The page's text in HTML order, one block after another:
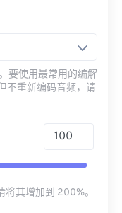
要使用最常用的编解
不重新编码音频，请
其增加到 200%。